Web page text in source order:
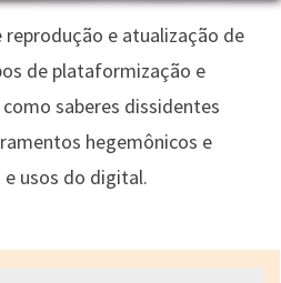
e atualização de
de plataformização e
saberes dissidentes
hegemônicos e
usos do digital.